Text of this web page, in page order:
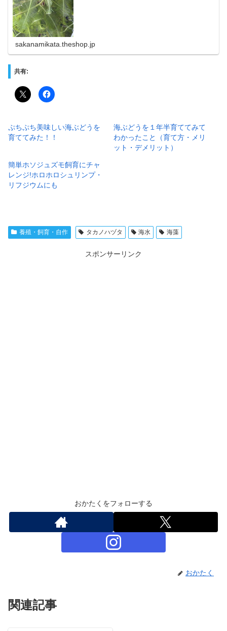
sakanamikata.theshop.jp
共有:
ぷちぷち美味しい海ぶどうを
育ててみた！！
海ぶどうを１年半育ててみて
わかったこと（育て方・メリ
ット・デメリット）
簡単ホソジュズモ飼育にチャ
レンジ!ホロホロシュリンプ・
リフジウムにも
養殖・飼育・自作 タカノハヅタ 海水 海藻
スポンサーリンク
おかたくをフォローする
おかたく
関連記事